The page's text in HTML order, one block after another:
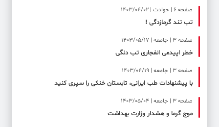
صفحه ۶ | حوادث | 1403/04/02
تب تند گرمازدگی !
صفحه ۳ | جامعه | 1403/05/17
خطر اپیدمی انفجاری تب دنگی
صفحه ۳ | جامعه | 1403/04/19
با پیشنهادات طب ایرانی، تابستان خنکی را سپری کنید
صفحه ۳ | جامعه | 1403/05/04
موج گرما و هشدار وزارت بهداشت